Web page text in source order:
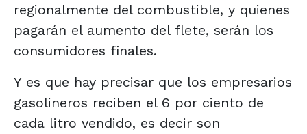
regionalmente del combustible, y quienes
pagarán el aumento del flete, serán los
consumidores finales.
Y es que hay precisar que los empresarios
gasolineros reciben el 6 por ciento de
cada litro vendido, es decir son